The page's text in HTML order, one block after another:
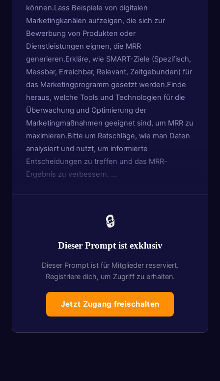
können.Lass Beispiele von digitalen
Marketingkanälen aufzeigen, die sich zur
Bewerbung von Produkten oder
Dienstleistungen eignen, die MRR
generieren.Erkläre, wie SMART-Ziele (Spezifisch,
Messbar, Erreichbar, Relevant, Zeitgebunden) für
das Marketingprogramm gesetzt werden.Finde
heraus, welche Tools und Technologien für die
Überwachung und Optimierung der
Marketingmaßnahmen geeignet sind, um MRR zu
maximieren.Bitte um Ratschläge, wie man Daten
analysiert und nutzt, um informierte
Entscheidungen zu treffen und das MRR-
Ergebnis zu verbessern. …
🔒
Dieser Prompt ist exklusiv
Dieser Prompt ist für Mitglieder reserviert.
Registriere dich, um Zugriff zu erhalten.
Jetzt Zugang freischalten